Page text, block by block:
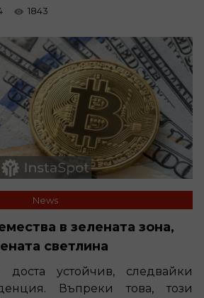
1843
News
в зелената зона,
светлина
доста устойчив, следвайки
Въпреки това, този